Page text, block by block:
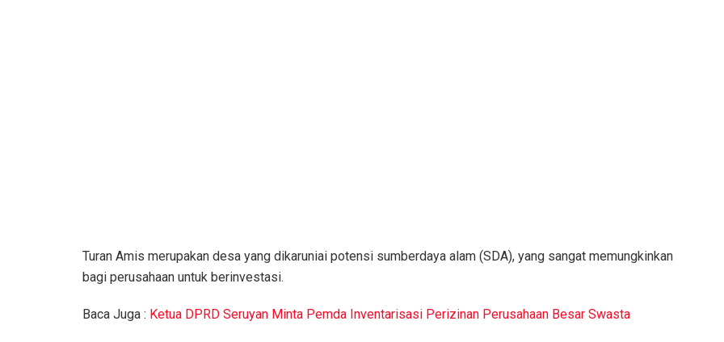
Turan Amis merupakan desa yang dikaruniai potensi sumberdaya alam (SDA), yang sangat memungkinkan
bagi perusahaan untuk berinvestasi.
Baca Juga : Ketua DPRD Seruyan Minta Pemda Inventarisasi Perizinan Perusahaan Besar Swasta